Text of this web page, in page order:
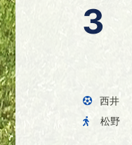
3
西井
松野